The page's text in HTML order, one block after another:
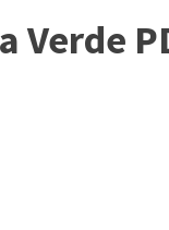
Verde